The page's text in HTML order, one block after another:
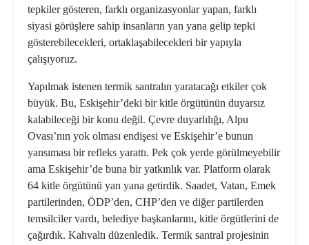
tepkiler gösteren, farklı organizasyonlar yapan, farklı
siyasi görüşlere sahip insanların yan yana gelip tepki
gösterebilecekleri, ortaklaşabilecekleri bir yapıyla
çalışıyoruz.
Yapılmak istenen termik santralın yaratacağı etkiler çok
büyük. Bu, Eskişehir’deki bir kitle örgütünün duyarsız
kalabileceği bir konu değil. Çevre duyarlılığı, Alpu
Ovası’nın yok olması endişesi ve Eskişehir’e bunun
yansıması bir refleks yarattı. Pek çok yerde görülmeyebilir
ama Eskişehir’de buna bir yatkınlık var. Platform olarak
64 kitle örgütünü yan yana getirdik. Saadet, Vatan, Emek
partilerinden, ÖDP’den, CHP’den ve diğer partilerden
temsilciler vardı, belediye başkanlarını, kitle örgütlerini de
çağırdık. Kahvaltı düzenledik. Termik santral projesinin